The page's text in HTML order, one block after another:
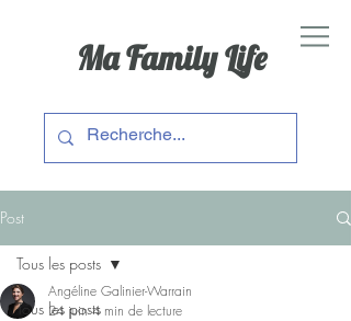
Ma Family Life
Post
Tous les posts
Tous les posts
Angéline Galinier-Warrain
24 juin 4 min de lecture